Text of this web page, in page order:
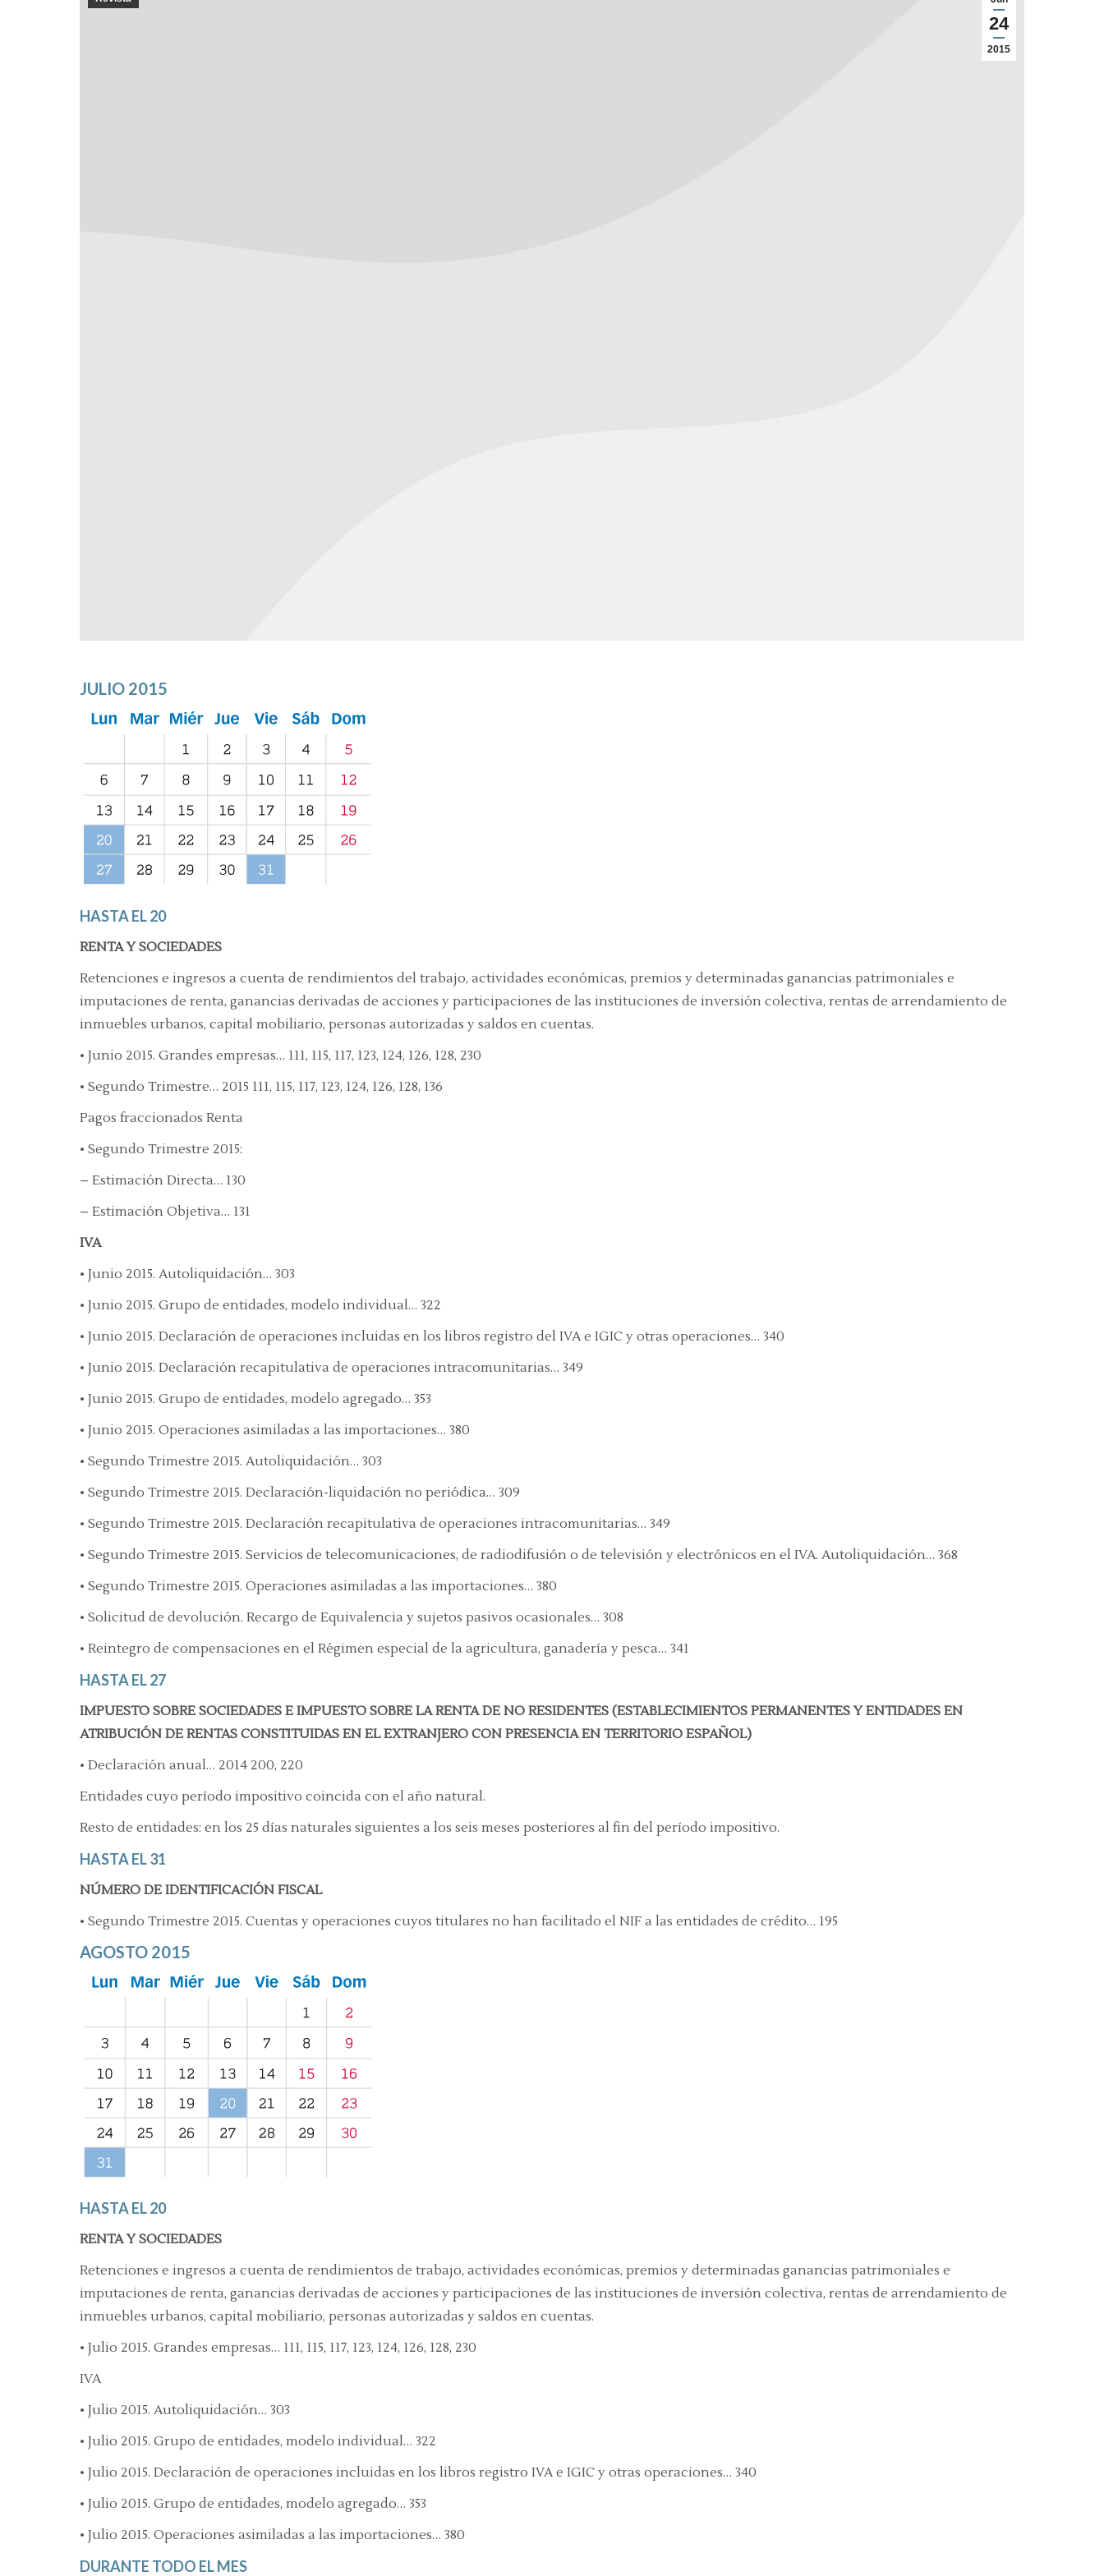
24
2015
JULIO 2015
HASTA EL 20
RENTA Y SOCIEDADES
Retenciones e ingresos a cuenta de rendimientos del trabajo, actividades económicas, premios y determinadas ganancias patrimoniales e
imputaciones de renta, ganancias derivadas de acciones y participaciones de las instituciones de inversión colectiva, rentas de arrendamiento de
inmuebles urbanos, capital mobiliario, personas autorizadas y saldos en cuentas.
• Junio 2015. Grandes empresas… 111, 115, 117, 123, 124, 126, 128, 230
• Segundo Trimestre… 2015 111, 115, 117, 123, 124, 126, 128, 136
Pagos fraccionados Renta
• Segundo Trimestre 2015:
– Estimación Directa… 130
– Estimación Objetiva… 131
IVA
• Junio 2015. Autoliquidación… 303
• Junio 2015. Grupo de entidades, modelo individual… 322
• Junio 2015. Declaración de operaciones incluidas en los libros registro del IVA e IGIC y otras operaciones… 340
• Junio 2015. Declaración recapitulativa de operaciones intracomunitarias… 349
• Junio 2015. Grupo de entidades, modelo agregado… 353
• Junio 2015. Operaciones asimiladas a las importaciones… 380
• Segundo Trimestre 2015. Autoliquidación… 303
• Segundo Trimestre 2015. Declaración-liquidación no periódica… 309
• Segundo Trimestre 2015. Declaración recapitulativa de operaciones intracomunitarias… 349
• Segundo Trimestre 2015. Servicios de telecomunicaciones, de radiodifusión o de televisión y electrónicos en el IVA. Autoliquidación… 368
• Segundo Trimestre 2015. Operaciones asimiladas a las importaciones… 380
• Solicitud de devolución. Recargo de Equivalencia y sujetos pasivos ocasionales… 308
• Reintegro de compensaciones en el Régimen especial de la agricultura, ganadería y pesca… 341
HASTA EL 27
IMPUESTO SOBRE SOCIEDADES E IMPUESTO SOBRE LA RENTA DE NO RESIDENTES (ESTABLECIMIENTOS PERMANENTES Y ENTIDADES EN
ATRIBUCIÓN DE RENTAS CONSTITUIDAS EN EL EXTRANJERO CON PRESENCIA EN TERRITORIO ESPAÑOL)
• Declaración anual… 2014 200, 220
Entidades cuyo período impositivo coincida con el año natural.
Resto de entidades: en los 25 días naturales siguientes a los seis meses posteriores al fin del período impositivo.
HASTA EL 31
NÚMERO DE IDENTIFICACIÓN FISCAL
• Segundo Trimestre 2015. Cuentas y operaciones cuyos titulares no han facilitado el NIF a las entidades de crédito… 195
AGOSTO 2015
HASTA EL 20
RENTA Y SOCIEDADES
Retenciones e ingresos a cuenta de rendimientos de trabajo, actividades económicas, premios y determinadas ganancias patrimoniales e
imputaciones de renta, ganancias derivadas de acciones y participaciones de las instituciones de inversión colectiva, rentas de arrendamiento de
inmuebles urbanos, capital mobiliario, personas autorizadas y saldos en cuentas.
• Julio 2015. Grandes empresas… 111, 115, 117, 123, 124, 126, 128, 230
IVA
• Julio 2015. Autoliquidación… 303
• Julio 2015. Grupo de entidades, modelo individual… 322
• Julio 2015. Declaración de operaciones incluidas en los libros registro IVA e IGIC y otras operaciones… 340
• Julio 2015. Grupo de entidades, modelo agregado… 353
• Julio 2015. Operaciones asimiladas a las importaciones… 380
DURANTE TODO EL MES